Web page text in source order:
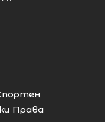
Права